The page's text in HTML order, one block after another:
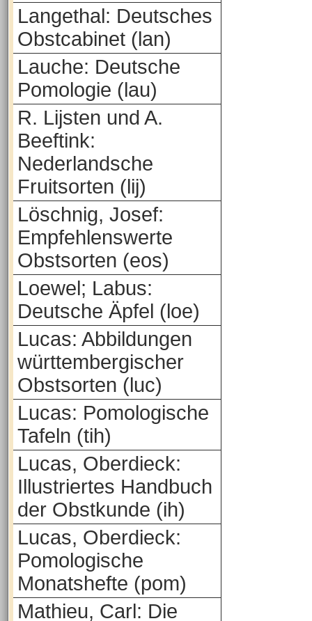
Langethal: Deutsches
Obstcabinet (lan)
Lauche: Deutsche
Pomologie (lau)
R. Lijsten und A.
Beeftink:
Nederlandsche
Fruitsorten (lij)
Löschnig, Josef:
Empfehlenswerte
Obstsorten (eos)
Loewel; Labus:
Deutsche Äpfel (loe)
Lucas: Abbildungen
württembergischer
Obstsorten (luc)
Lucas: Pomologische
Tafeln (tih)
Lucas, Oberdieck:
Illustriertes Handbuch
der Obstkunde (ih)
Lucas, Oberdieck:
Pomologische
Monatshefte (pom)
Mathieu, Carl: Die